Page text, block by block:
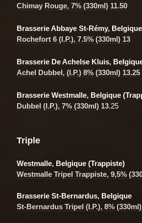
Chimay Rouge, 7% (330ml) 11.50
Brasserie Abbaye St-Rémy,
Rochefort 6 (I.P.), 7.5% (330ml) 13
Brasserie De Achelse Kluis,
Achel Dubbel, (I.P.) 8% (330ml) 13.25
Brasserie Westmalle, Belgique
Dubbel (I.P.), 7% (330ml) 13.25
Triple
Westmalle, Belgique (Trappiste)
Westmalle Tripel Trappiste, 9,5%
Brasserie St-Bernardus, Belgique
St-Bernardus Tripel (I.P.), 8%